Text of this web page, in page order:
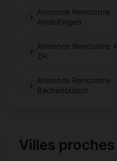
Annonce Rencontre
Andelfingen
Annonce Rencontre
ZH
Annonce Rencontre
Bachenbülach
Villes